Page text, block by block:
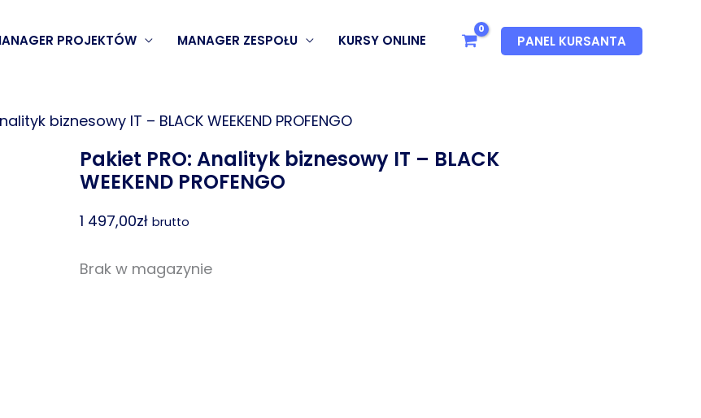
PROJEKTÓW MANAGER ZESPOŁU KURSY ONLINE PANEL KURSANTA
biznesowy IT​ – BLACK WEEKEND PROFENGO
Pakiet PRO: Analityk biznesowy IT​ – BLACK
WEEKEND PROFENGO
1 497,00zł brutto
Brak w magazynie